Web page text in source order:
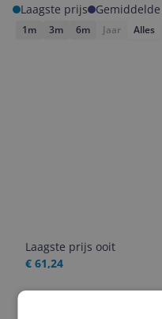
Laagste prijs
1m 3m 6m Jaar Alles
Laagste prijs ooit
€ 61,24